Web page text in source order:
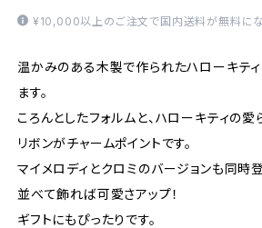
¥10,000以上のご注文で国内送料が無料にな
温かみのある木製で作られたハローキテ
ます。
ころんとしたフォルムと、ハローキティの
リボンがチャームポイントです。
マイメロディとクロミのバージョンも同時登
並べて飾れば可愛さアップ！
ギフトにもぴったりです。